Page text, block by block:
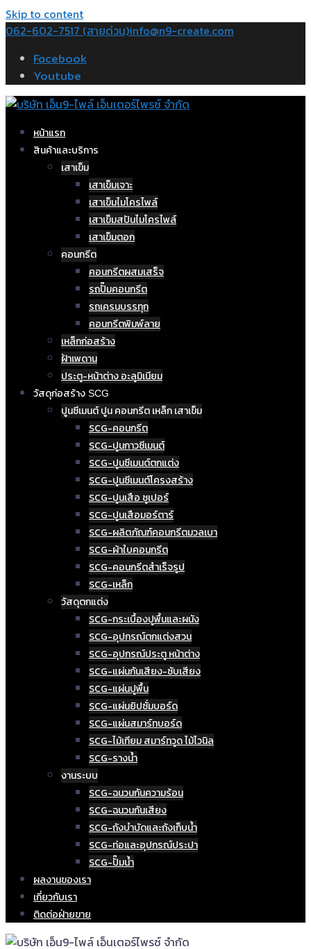
Skip to content
062-602-7517 (สายด่วน)info@n9-create.com
Facebook
Youtube
หน้าแรก
สินค้าและบริการ
เสาเข็ม
เสาเข็มเจาะ
เสาเข็มไมโครไพล์
เสาเข็มสปันไมโครไพล์
เสาเข็มตอก
คอนกรีต
คอนกรีตผสมเสร็จ
รถปั๊มคอนกรีต
รถเครนบรรทุก
คอนกรีตพิมพ์ลาย
เหล็กก่อสร้าง
ฝ้าเพดาน
ประตู-หน้าต่าง อะลูมิเนียม
วัสดุก่อสร้าง SCG
ปูนซีเมนต์ ปูน คอนกรีต เหล็ก เสาเข็ม
SCG-คอนกรีต
SCG-ปูนกาวซีเมนต์
SCG-ปูนซีเมนต์ตกแต่ง
SCG-ปูนซีเมนต์โครงสร้าง
SCG-ปูนเสือ ซูเปอร์
SCG-ปูนเสือมอร์ตาร์
SCG-ผลิตภัณฑ์คอนกรีตมวลเบา
SCG-ผ้าใบคอนกรีต
SCG-คอนกรีตสำเร็จรูป
SCG-เหล็ก
วัสดุตกแต่ง
SCG-กระเบื้องปูพื้นและผนัง
SCG-อุปกรณ์ตกแต่งสวน
SCG-อุปกรณ์ประตู หน้าต่าง
SCG-แผ่นกันเสียง-ซับเสียง
SCG-แผ่นปูพื้น
SCG-แผ่นยิปซั่มบอร์ด
SCG-แผ่นสมาร์ทบอร์ด
SCG-ไม้เทียม สมาร์ทวูด ไม้ไวนิล
SCG-รางน้ำ
งานระบบ
SCG-ฉนวนกันความร้อน
SCG-ฉนวนกันเสียง
SCG-ถังบำบัดและถังเก็บน้ำ
SCG-ท่อและอุปกรณ์ประปา
SCG-ปั๊มน้ำ
ผลงานของเรา
เกี่ยวกับเรา
ติดต่อฝ่ายขาย